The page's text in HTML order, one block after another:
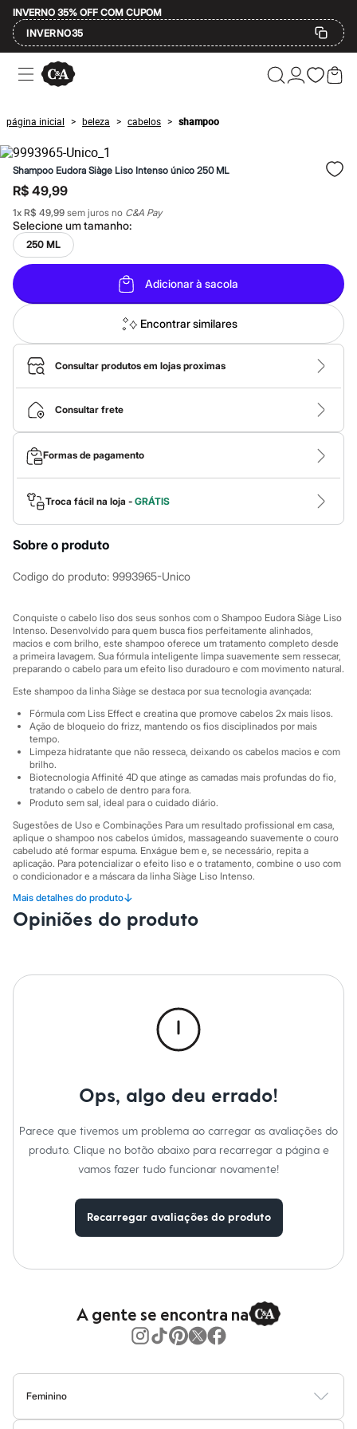
INVERNO 35% OFF COM CUPOM
INVERNO35
Ofertas
Compre por Departamento
Masculino
Infantil
Calçados
Mindse7
Plus Size
Até 20% off
Até 40% off
Até 60% off
A partir de 60% off
Feminino
Em alta
Inverno
Alfaiataria
Novidades
Roupas
Blusas e Camisetas
Básicos
Calças
Casacos e Jaquetas
Jeans
Macacões
Saias
Shorts e Bermudas
Vestidos
Acessórios
Bolsas
Bonés e Chapéus
Bijoux
Cintos
Relógios
Botas
Sandálias
Sapatilhas
Tênis
Marcas
City
Clock House
Sawary
Yessica
Moda esportiva
Acessórios
Blusas
Calçados
Leggings
Shorts e Bermudas
Tops
Moda íntima
Calcinhas
Cintas e Modeladores
Meias
Pijamas
Sutiãs e Tops
Moda praia
Saídas de praia
Personagens
Shorts e Saias
Em alta
Dia dos Pais
Camisetas e Regatas
Casacos e Jaquetas
Bolsas e Mochilas
Óculos
Relógios
Botas
página inicial > beleza > cabelos > shampoo
Shampoo Eudora Siàge Liso Intenso único 250 ML
R$ 49,99
1x R$ 49,99 sem juros no C&A Pay
Selecione umtamanho:
250 ML
Adicionar à sacola
Encontrar similares
Consultar produtos em lojas proximas
Consultar frete
Formas de pagamento
Troca fácil na loja - GRÁTIS
Sobre o produto
Codigo do produto: 9993965-Unico
Conquiste o cabelo liso dos seus sonhos com o Shampoo Eudora Siàge Liso
Intenso. Desenvolvido para quem busca fios perfeitamente alinhados,
macios e com brilho, este shampoo oferece um tratamento completo desde
a primeira lavagem. Sua fórmula inteligente limpa suavemente sem ressecar,
preparando o cabelo para um efeito liso duradouro e com movimento natural.
Este shampoo da linha Siàge se destaca por sua tecnologia avançada:
Fórmula com Liss Effect e creatina que promove cabelos 2x mais lisos.
Ação de bloqueio do frizz, mantendo os fios disciplinados por mais
tempo.
Limpeza hidratante que não resseca, deixando os cabelos macios e com
brilho.
Biotecnologia Affinité 4D que atinge as camadas mais profundas do fio,
tratando o cabelo de dentro para fora.
Produto sem sal, ideal para o cuidado diário.
Sugestões de Uso e Combinações Para um resultado profissional em casa,
aplique o shampoo nos cabelos úmidos, massageando suavemente o couro
cabeludo até formar espuma. Enxágue bem e, se necessário, repita a
aplicação. Para potencializar o efeito liso e o tratamento, combine o uso com
o condicionador e a máscara da linha Siàge Liso Intenso.
A gente se encontra na C&A! ❤
Mais detalhes do produto↓
Informacoes gerais:
Opiniões do produto
Ops, algo deu errado!
Parece que tivemos um problema ao carregar as avaliações do
produto. Clique no botão abaixo para recarregar a página e
vamos fazer tudo funcionar novamente!
Recarregar avaliações do produto
A gente se encontra na
Feminino
BlusasCalçasVestidosSaiasCasacosModa PraiaModa Íntima